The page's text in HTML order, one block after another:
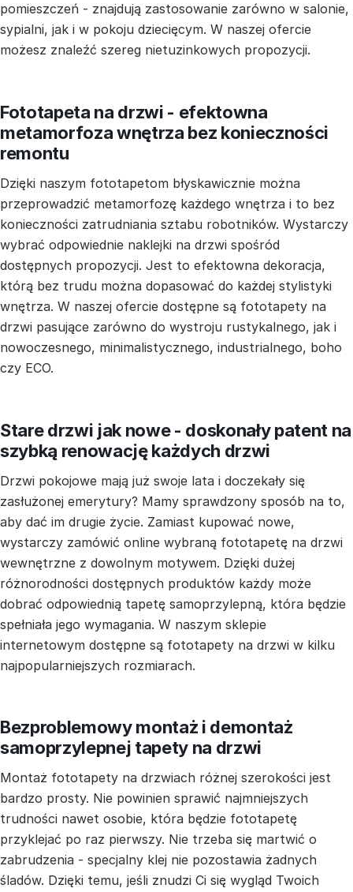
pomieszczeń - znajdują zastosowanie zarówno w salonie,
sypialni, jak i w pokoju dziecięcym. W naszej ofercie
możesz znaleźć szereg nietuzinkowych propozycji.
Fototapeta na drzwi - efektowna
metamorfoza wnętrza bez konieczności
remontu
Dzięki naszym fototapetom błyskawicznie można
przeprowadzić metamorfozę każdego wnętrza i to bez
konieczności zatrudniania sztabu robotników. Wystarczy
wybrać odpowiednie naklejki na drzwi spośród
dostępnych propozycji. Jest to efektowna dekoracja,
którą bez trudu można dopasować do każdej stylistyki
wnętrza. W naszej ofercie dostępne są fototapety na
drzwi pasujące zarówno do wystroju rustykalnego, jak i
nowoczesnego, minimalistycznego, industrialnego, boho
czy ECO.
Stare drzwi jak nowe - doskonały patent na
szybką renowację każdych drzwi
Drzwi pokojowe mają już swoje lata i doczekały się
zasłużonej emerytury? Mamy sprawdzony sposób na to,
aby dać im drugie życie. Zamiast kupować nowe,
wystarczy zamówić online wybraną fototapetę na drzwi
wewnętrzne z dowolnym motywem. Dzięki dużej
różnorodności dostępnych produktów każdy może
dobrać odpowiednią tapetę samoprzylepną, która będzie
spełniała jego wymagania. W naszym sklepie
internetowym dostępne są fototapety na drzwi w kilku
najpopularniejszych rozmiarach.
Bezproblemowy montaż i demontaż
samoprzylepnej tapety na drzwi
Montaż fototapety na drzwiach różnej szerokości jest
bardzo prosty. Nie powinien sprawić najmniejszych
trudności nawet osobie, która będzie fototapetę
przyklejać po raz pierwszy. Nie trzeba się martwić o
zabrudzenia - specjalny klej nie pozostawia żadnych
śladów. Dzięki temu, jeśli znudzi Ci się wygląd Twoich